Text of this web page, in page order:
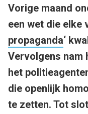
Vorige maand
een wet die elke
propaganda‘
Vervolgens nam
het
die openlijk
te zetten. Tot